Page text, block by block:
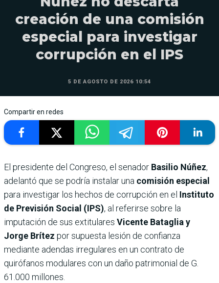
creación de una comisión
especial para investigar
corrupción en el IPS
5 DE AGOSTO DE 2026 10:54
Compartir en redes
El presidente del Congreso, el senador Basilio Núñez,
adelantó que se podría instalar una comisión especial
para investigar los hechos de corrupción en el Instituto
de Previsión Social (IPS), al referirse sobre la
imputación de sus extitulares Vicente Bataglia y
Jorge Brítez por supuesta lesión de confianza
mediante adendas irregulares en un contrato de
quirófanos modulares con un daño patrimonial de G.
61.000 millones.